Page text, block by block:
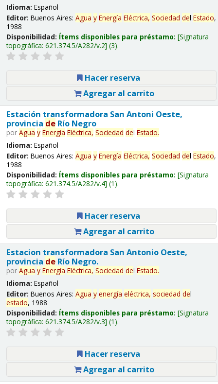
Idioma: Español
Editor: Buenos Aires: Agua y Energía Eléctrica, Sociedad del Estado,
1988
Disponibilidad: Ítems disponibles para préstamo: Signatura
topográfica: 621.374.5/A282/v.2 (3).
Hacer reserva
Agregar al carrito
Estación transformadora San Antoni Oeste,
provincia deRío Negro
por Agua y Energía Eléctrica, Sociedad del Estado.
Idioma: Español
Editor: Buenos Aires: Agua y Energía Eléctrica, Sociedad del Estado,
1988
Disponibilidad: Ítems disponibles para préstamo: Signatura
topográfica: 621.374.5/A282/v.4 (1).
Hacer reserva
Agregar al carrito
Estacion transformadora San Antonio Oeste,
provincia deRío Negro.
por Agua y Energía Eléctrica, Sociedad del Estado.
Idioma: Español
Editor: Buenos Aires: Agua y energía eléctrica, sociedad del
estado, 1988
Disponibilidad: Ítems disponibles para préstamo: Signatura
topográfica: 621.374.5/A282/v.3 (1).
Hacer reserva
Agregar al carrito